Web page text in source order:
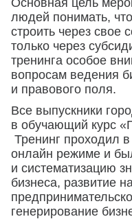
Основная цель
людей понимать,
строить через свое
только через
тренинга особое
вопросам ведения
и правового поля.
Все выпускники
в обучающий курс
Тренинг проходил
онлайн режиме и
и систематизацию
бизнеса, развитие
генерирование